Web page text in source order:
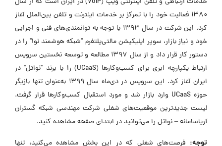
1380 فعالیت خود را با تمرکز بر خدمات اینترنت و تلفن بین‌الملل آغاز
کرد. این شرکت در سال 1393 با توجه به توانمندی‌های فنی و اجرایی
خود و نیاز بازار، سوپر اپلیکیشن مالتی‌پلتفرم "شبکه هوشمند نوا" را در
دستور کار قرار داد و از سال 1397 مطالعه و توسعه نخستین سرویس
ارتباط یکپارچه ابری برای کسب‌وکارها (UCaaS) را با برند "نواتل" در
ایران آغاز کرد. این سرویس در دی‌ماه سال 1399 به‌عنوان تنها بازیگر
حوزه UCaaS وارد بازار شد و مورد استقبال کسب‌وکارها قرار گرفت.
لیست جدیدترین موقعیت‌های شغلی شرکت مهندسی شبکه گستران
آریاسامانه – نواتل را می‌توانید در ابتدای صفحه مشاهده کنید.
توجه: فرصت‌های شغلی که در این بخش مشاهده می‌کنید، تنها